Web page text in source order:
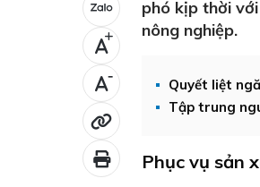
+
-
phó kịp thời
nông nghiệp.
Quyết liệt
Tập trung
Phục vụ sản